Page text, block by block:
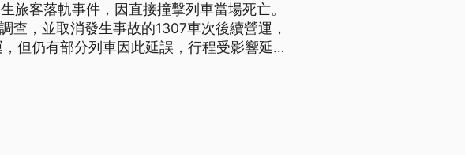
旅客落軌事件，因直接撞擊列車當場死亡。
查，並取消發生事故的1307車次後續營運，
但仍有部分列車因此延誤，行程受影響延誤